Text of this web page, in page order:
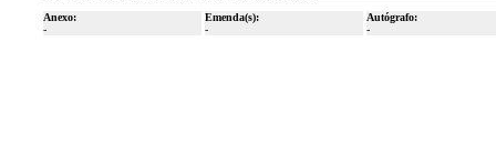
Anexo:
-
Emenda(s):
-
Autógrafo:
-